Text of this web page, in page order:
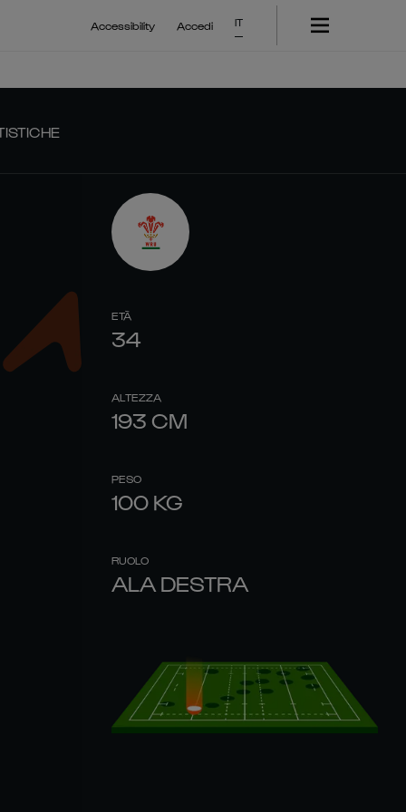
Accessibility Accedi IT
ETÀ
34
ALTEZZA
193 CM
PESO
100 KG
RUOLO
ALA DESTRA